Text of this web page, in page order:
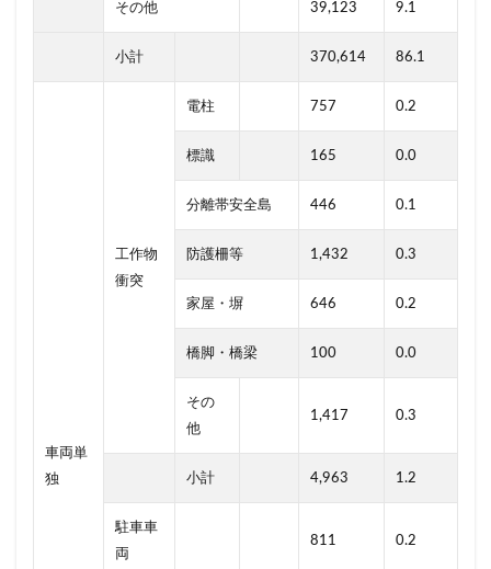
その他 39,123 9.1
小計 370,614 86.1
車両単
独
工作物
衝突
電柱 757 0.2
標識 165 0.0
分離帯安全島 446 0.1
防護柵等 1,432 0.3
家屋・塀 646 0.2
橋脚・橋梁 100 0.0
その
他
1,417 0.3
小計 4,963 1.2
駐車車
両
811 0.2